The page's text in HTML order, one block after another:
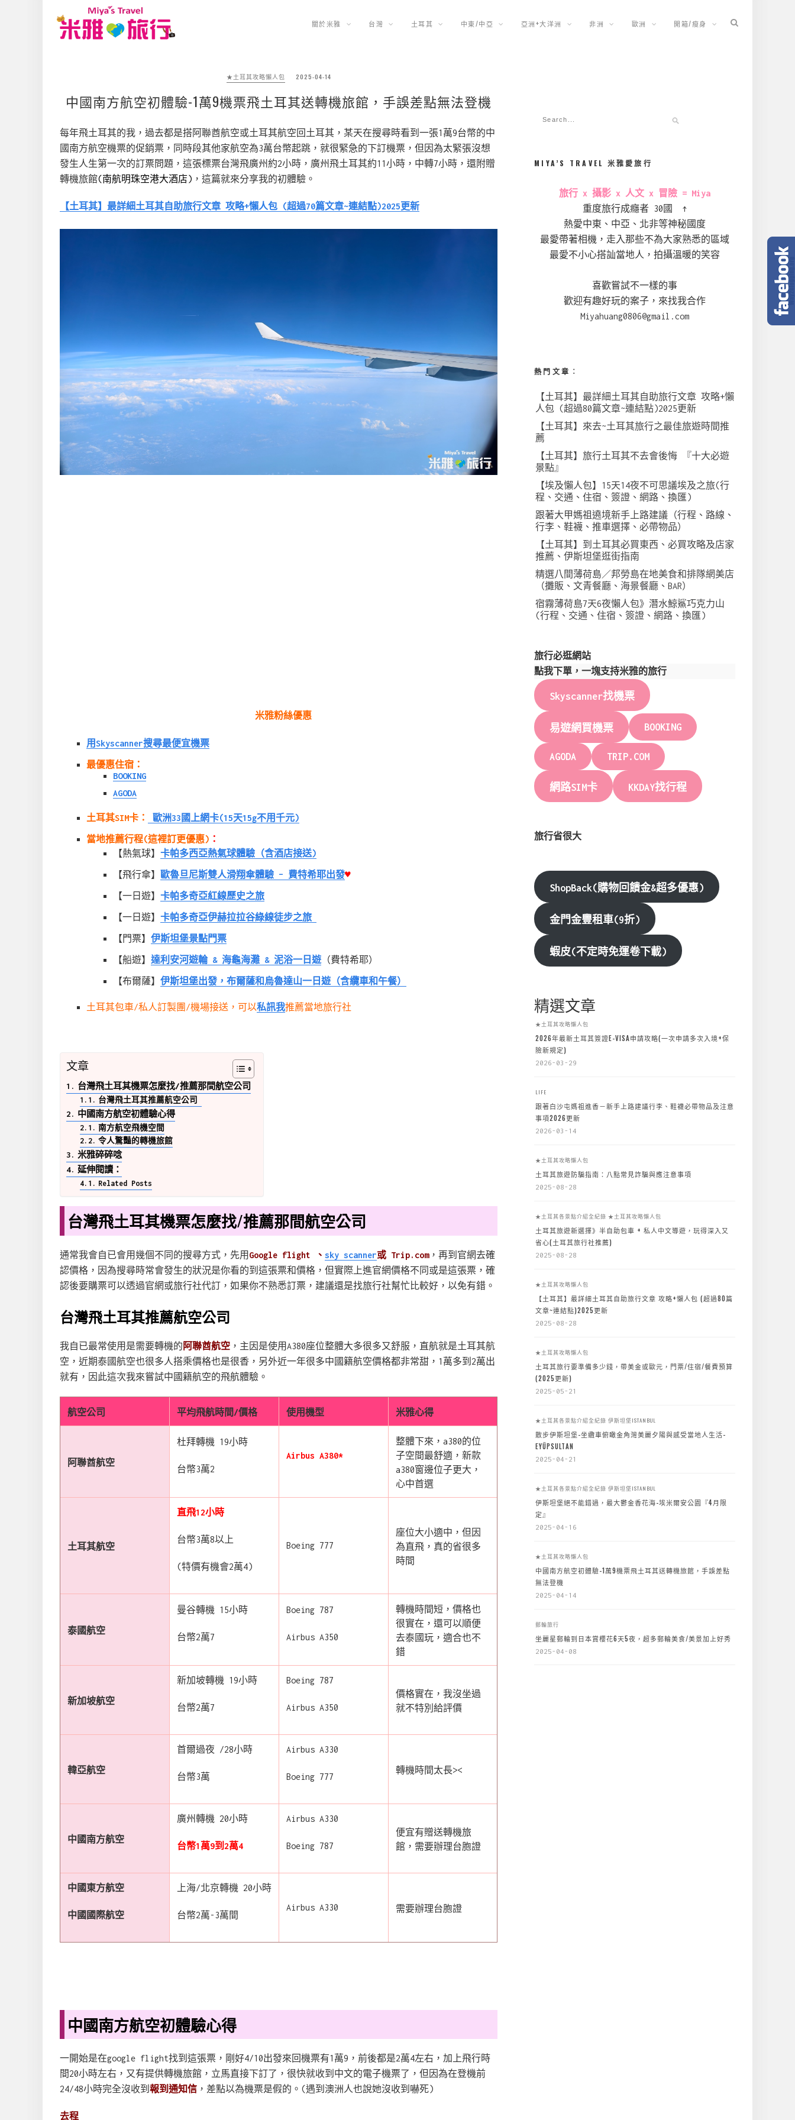
關於米雅 台灣 土耳其 中東/中亞 亞洲+大洋洲 非洲 歐洲 開箱/瘦身
★土耳其攻略懶人包 2025-04-14
中國南方航空初體驗-1萬9機票飛土耳其送轉機旅館，手誤差點無法登機
每年飛土耳其的我，過去都是搭阿聯酋航空或土耳其航空回土耳其，某天在搜尋時看到一張1萬9台幣的中
國南方航空機票的促銷票，同時段其他家航空為3萬台幣起跳，就很緊急的下訂機票，但因為太緊張沒想
發生人生第一次的訂票問題，這張標票台灣飛廣州約2小時，廣州飛土耳其約11小時，中轉7小時，還附贈
轉機旅館(南航明珠空港大酒店) ，這篇就來分享我的初體驗。
【土耳其】最詳細土耳其自助旅行文章 攻略+懶人包 (超過70篇文章~連結點)2025更新
米雅粉絲優惠
用Skyscanner搜尋最便宜機票
最優惠住宿：
BOOKING
AGODA
土耳其SIM卡： 歐洲33國上網卡(15天15g不用千元)
當地推薦行程(這裡訂更優惠) ：
【熱氣球】 卡帕多西亞熱氣球體驗（含酒店接送)
【飛行傘】 歐魯旦尼斯雙人滑翔傘體驗 – 費特希耶出發♥
【一日遊】 卡帕多奇亞紅線歷史之旅
【一日遊】 卡帕多奇亞伊赫拉拉谷綠線徒步之旅
【門票】 伊斯坦堡景點門票
【船遊】 達利安河遊輪 & 海龜海灘 & 泥浴一日遊 （費特希耶）
【布爾薩】 伊斯坦堡出發，布爾薩和烏魯達山一日遊（含纜車和午餐）
土耳其包車/私人訂製團/機場接送，可以私訊我推薦當地旅行社
文章
台灣飛土耳其機票怎麼找/推薦那間航空公司
台灣飛土耳其推薦航空公司
中國南方航空初體驗心得
南方航空飛機空間
令人驚豔的轉機旅館
米雅碎碎唸
延伸閱讀：
Related Posts
台灣飛土耳其機票怎麼找/推薦那間航空公司
通常我會自已會用幾個不同的搜尋方式，先用 Google flight 、 sky scanner或 Trip.com，再到官網去確
認價格，因為搜尋時常會發生的狀況是你看的到這張票和價格，但實際上進官網價格不同或是這張票，確
認後要購票可以透過官網或旅行社代訂，如果你不熟悉訂票，建議還是找旅行社幫忙比較好，以免有錯。
台灣飛土耳其推薦航空公司
我自已最常使用是需要轉機的 阿聯酋航空 ，主因是使用A380座位整體大多很多又舒服，直航就是土耳其航
空，近期泰國航空也很多人搭乘價格也是很香，另外近一年很多中國籍航空價格都非常甜，1萬多到2萬出
就有，因此這次我來嘗試中國籍航空的飛航體驗。
航空公司 平均飛航時間/價格 使用機型 米雅心得
阿聯酋航空
杜拜轉機 19小時
台幣3萬2
Airbus A380*
整體下來，a380的位
子空間最舒適，新款
a380窗邊位子更大，
心中首選
土耳其航空
直飛12小時
台幣3萬8以上
(特價有機會2萬4)
Boeing 777
座位大小適中，但因
為直飛，真的省很多
時間
泰國航空
曼谷轉機 15小時
台幣2萬7
Boeing 787
Airbus A350
轉機時間短，價格也
很實在，還可以順便
去泰國玩，適合也不
錯
新加坡航空
新加坡轉機 19小時
台幣2萬7
Boeing 787
Airbus A350
價格實在，我沒坐過
就不特別給評價
韓亞航空
首爾過夜 /28小時
台幣3萬
Airbus A330
Boeing 777
轉機時間太長><
中國南方航空
廣州轉機 20小時
台幣1萬9到2萬4
Airbus A330
Boeing 787
便宜有贈送轉機旅
館，需要辦理台胞證
中國東方航空
中國國際航空
上海/北京轉機 20小時
台幣2萬-3萬間
Airbus A330 需要辦理台胞證
中國南方航空初體驗心得
一開始是在google flight找到這張票，剛好4/10出發來回機票有1萬9，前後都是2萬4左右，加上飛行時
間20小時左右，又有提供轉機旅館，立馬直接下訂了，很快就收到中文的電子機票了，但因為在登機前
24/48小時完全沒收到 報到通知信 ，差點以為機票是假的。(遇到澳洲人也說她沒收到嚇死)
去程
MIYA’S TRAVEL 米雅愛旅行
旅行 x 攝影 x 人文 x 冒險 = Miya
重度旅行成癮者 30國 ↑
熱愛中東、中亞、北非等神秘國度
最愛帶著相機，走入那些不為大家熟悉的區域
最愛不小心搭訕當地人，拍攝溫暖的笑容
喜歡嘗試不一樣的事
歡迎有趣好玩的案子，來找我合作
Miyahuang0806@gmail.com
熱門文章︰
【土耳其】最詳細土耳其自助旅行文章 攻略+懶
人包 (超過80篇文章~連結點)2025更新
【土耳其】來去~土耳其旅行之最佳旅遊時間推
薦
【土耳其】旅行土耳其不去會後悔 『十大必遊
景點』
【埃及懶人包】15天14夜不可思議埃及之旅(行
程、交通、住宿、簽證、網路、換匯)
跟著大甲媽祖遶境新手上路建議（行程、路線、
行李、鞋襪、推車選擇、必帶物品）
【土耳其】到土耳其必買東西、必買攻略及店家
推薦、伊斯坦堡逛街指南
精選八間薄荷島／邦勞島在地美食和排隊網美店
（攤販、文青餐廳、海景餐廳、BAR）
宿霧薄荷島7天6夜懶人包》潛水鯨鯊巧克力山
(行程、交通、住宿、簽證、網路、換匯)
旅行必逛網站
點我下單，一塊支持米雅的旅行
Skyscanner找機票
易遊網買機票 BOOKING
AGODA TRIP.COM
網路SIM卡 KKDAY找行程
旅行省很大
ShopBack(購物回饋金&超多優惠)
金門金豐租車(9折)
蝦皮(不定時免運卷下載)
精選文章
★土耳其攻略懶人包
2026年最新土耳其簽證E-VISA申請攻略(一次申請多次入境+保
險新規定)
2026-03-29
LIFE
跟著白沙屯媽祖進香－新手上路建議行李、鞋襪必帶物品及注意
事項2026更新
2026-03-14
★土耳其攻略懶人包
土耳其旅遊防騙指南：八點常見詐騙與應注意事項
2025-08-28
★土耳其各景點介紹全紀錄 ★土耳其攻略懶人包
土耳其旅遊新選擇》半自助包車 + 私人中文導遊，玩得深入又
省心(土耳其旅行社推薦)
2025-08-28
★土耳其攻略懶人包
【土耳其】最詳細土耳其自助旅行文章 攻略+懶人包 (超過80篇
文章~連結點)2025更新
2025-08-28
★土耳其攻略懶人包
土耳其旅行要準備多少錢，帶美金或歐元，門票/住宿/餐費預算
(2025更新)
2025-05-21
★土耳其各景點介紹全紀錄 伊斯坦堡ISTANBUL
散步伊斯坦堡-坐纜車俯瞰金角灣美麗夕陽與感受當地人生活-
EYÜPSULTAN
2025-04-21
★土耳其各景點介紹全紀錄 伊斯坦堡ISTANBUL
伊斯坦堡絕不能錯過，最大鬱金香花海-埃米爾安公園『4月限
定』
2025-04-16
★土耳其攻略懶人包
中國南方航空初體驗-1萬9機票飛土耳其送轉機旅館，手誤差點
無法登機
2025-04-14
郵輪旅行
坐麗星郵輪到日本賞櫻花6天5夜，超多郵輪美食/美景加上好秀
2025-04-08